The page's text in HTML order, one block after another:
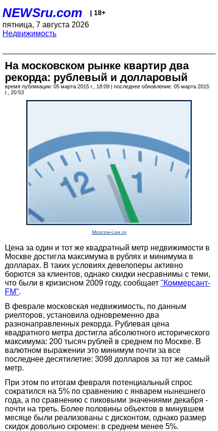
NEWSru.com | 18+
пятница, 7 августа 2026
Недвижимость
На московском рынке квартир два
рекорда: рублевый и долларовый
время публикации: 05 марта 2015 г., 18:09 | последнее обновление: 05 марта 2015
г., 20:53
Moscow-Live.ru
Цена за один и тот же квадратный метр недвижимости в
Москве достигла максимума в рублях и минимума в
долларах. В таких условиях девелоперы активно
борются за клиентов, однако скидки несравнимы с теми,
что были в кризисном 2009 году, сообщает "Коммерсант-
FM".
В феврале московская недвижимость, по данным
риелторов, установила одновременно два
разнонаправленных рекорда. Рублевая цена
квадратного метра достигла абсолютного исторического
максимума: 200 тысяч рублей в среднем по Москве. В
валютном выражении это минимум почти за все
последнее десятилетие: 3098 долларов за тот же самый
метр.
При этом по итогам февраля потенциальный спрос
сократился на 5% по сравнению с январем нынешнего
года, а по сравнению с пиковыми значениями декабря -
почти на треть. Более половины объектов в минувшем
месяце были реализованы с дисконтом, однако размер
скидок довольно скромен: в среднем менее 5%.